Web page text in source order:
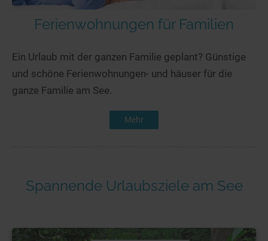
Ferienwohnungen für Familien
Ein Urlaub mit der ganzen Familie geplant? Günstige
und schöne Ferienwohnungen- und häuser für die
ganze Familie am See.
Mehr
Spannende Urlaubsziele am See